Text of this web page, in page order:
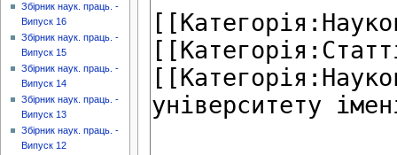
Збірник наук. праць. -
Випуск 16
Збірник наук. праць. -
Випуск 15
Збірник наук. праць. -
Випуск 14
Збірник наук. праць. -
Випуск 13
Збірник наук. праць. -
Випуск 12